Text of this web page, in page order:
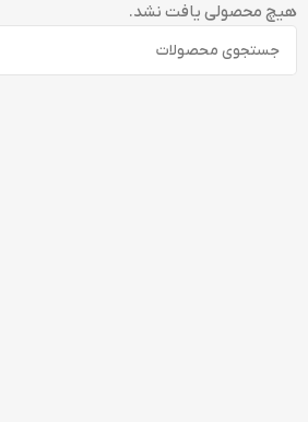
هیچ محصولی یافت نشد.